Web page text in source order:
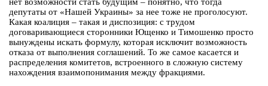
депутаты от «Нашей Украины» за нее тоже не проголосуют.
Какая коалиция – такая и диспозиция: с трудом
договаривающиеся сторонники Ющенко и Тимошенко просто
вынуждены искать формулу, которая исключит возможность
отказа от выполнения соглашений. То же самое касается и
распределения комитетов, встроенного в сложную систему
нахождения взаимопонимания между фракциями.